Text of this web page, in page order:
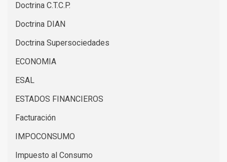
Doctrina C.T.C.P.
Doctrina DIAN
Doctrina Supersociedades
ECONOMIA
ESAL
ESTADOS FINANCIEROS
Facturación
IMPOCONSUMO
Impuesto al Consumo